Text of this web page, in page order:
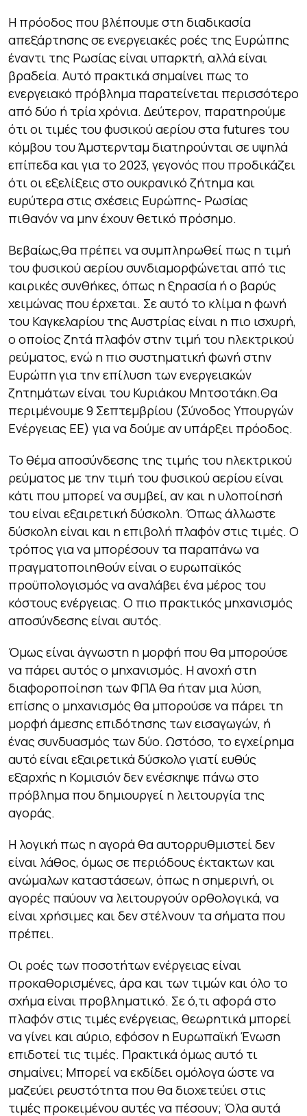
Η πρόοδος που βλέπουμε στη διαδικασία
απεξάρτησης σε ενεργειακές ροές της Ευρώπης
έναντι της Ρωσίας είναι υπαρκτή, αλλά είναι
βραδεία. Αυτό πρακτικά σημαίνει πως το
ενεργειακό πρόβλημα παρατείνεται περισσότερο
από δύο ή τρία χρόνια. Δεύτερον, παρατηρούμε
ότι οι τιμές του φυσικού αερίου στα futures του
κόμβου του Άμστερνταμ διατηρούνται σε υψηλά
επίπεδα και για το 2023, γεγονός που προδικάζει
ότι οι εξελίξεις στο ουκρανικό ζήτημα και
ευρύτερα στις σχέσεις Ευρώπης- Ρωσίας
πιθανόν να μην έχουν θετικό πρόσημο.
Βεβαίως,θα πρέπει να συμπληρωθεί πως η τιμή
του φυσικού αερίου συνδιαμορφώνεται από τις
καιρικές συνθήκες, όπως η ξηρασία ή ο βαρύς
χειμώνας που έρχεται. Σε αυτό το κλίμα η φωνή
του Καγκελαρίου της Αυστρίας είναι η πιο ισχυρή,
ο οποίος ζητά πλαφόν στην τιμή του ηλεκτρικού
ρεύματος, ενώ η πιο συστηματική φωνή στην
Ευρώπη για την επίλυση των ενεργειακών
ζητημάτων είναι του Κυριάκου Μητσοτάκη.Θα
περιμένουμε 9 Σεπτεμβρίου (Σύνοδος Υπουργών
Ενέργειας ΕΕ) για να δούμε αν υπάρξει πρόοδος.
Το θέμα αποσύνδεσης της τιμής του ηλεκτρικού
ρεύματος με την τιμή του φυσικού αερίου είναι
κάτι που μπορεί να συμβεί, αν και η υλοποίησή
του είναι εξαιρετική δύσκολη. Όπως άλλωστε
δύσκολη είναι και η επιβολή πλαφόν στις τιμές. Ο
τρόπος για να μπορέσουν τα παραπάνω να
πραγματοποιηθούν είναι ο ευρωπαϊκός
προϋπολογισμός να αναλάβει ένα μέρος του
κόστους ενέργειας. Ο πιο πρακτικός μηχανισμός
αποσύνδεσης είναι αυτός.
Όμως είναι άγνωστη η μορφή που θα μπορούσε
να πάρει αυτός ο μηχανισμός. Η ανοχή στη
διαφοροποίηση των ΦΠΑ θα ήταν μια λύση,
επίσης ο μηχανισμός θα μπορούσε να πάρει τη
μορφή άμεσης επιδότησης των εισαγωγών, ή
ένας συνδυασμός των δύο. Ωστόσο, το εγχείρημα
αυτό είναι εξαιρετικά δύσκολο γιατί ευθύς
εξαρχής η Κομισιόν δεν ενέσκηψε πάνω στο
πρόβλημα που δημιουργεί η λειτουργία της
αγοράς.
Η λογική πως η αγορά θα αυτορρυθμιστεί δεν
είναι λάθος, όμως σε περιόδους έκτακτων και
ανώμαλων καταστάσεων, όπως η σημερινή, οι
αγορές παύουν να λειτουργούν ορθολογικά, να
είναι χρήσιμες και δεν στέλνουν τα σήματα που
πρέπει.
Οι ροές των ποσοτήτων ενέργειας είναι
προκαθορισμένες, άρα και των τιμών και όλο το
σχήμα είναι προβληματικό. Σε ό,τι αφορά στο
πλαφόν στις τιμές ενέργειας, θεωρητικά μπορεί
να γίνει και αύριο, εφόσον η Ευρωπαϊκή Ένωση
επιδοτεί τις τιμές. Πρακτικά όμως αυτό τι
σημαίνει; Μπορεί να εκδίδει ομόλογα ώστε να
μαζεύει ρευστότητα που θα διοχετεύει στις
τιμές προκειμένου αυτές να πέσουν; Όλα αυτά